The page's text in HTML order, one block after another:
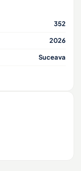
352
2026
Suceava